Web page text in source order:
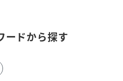
ードから探す